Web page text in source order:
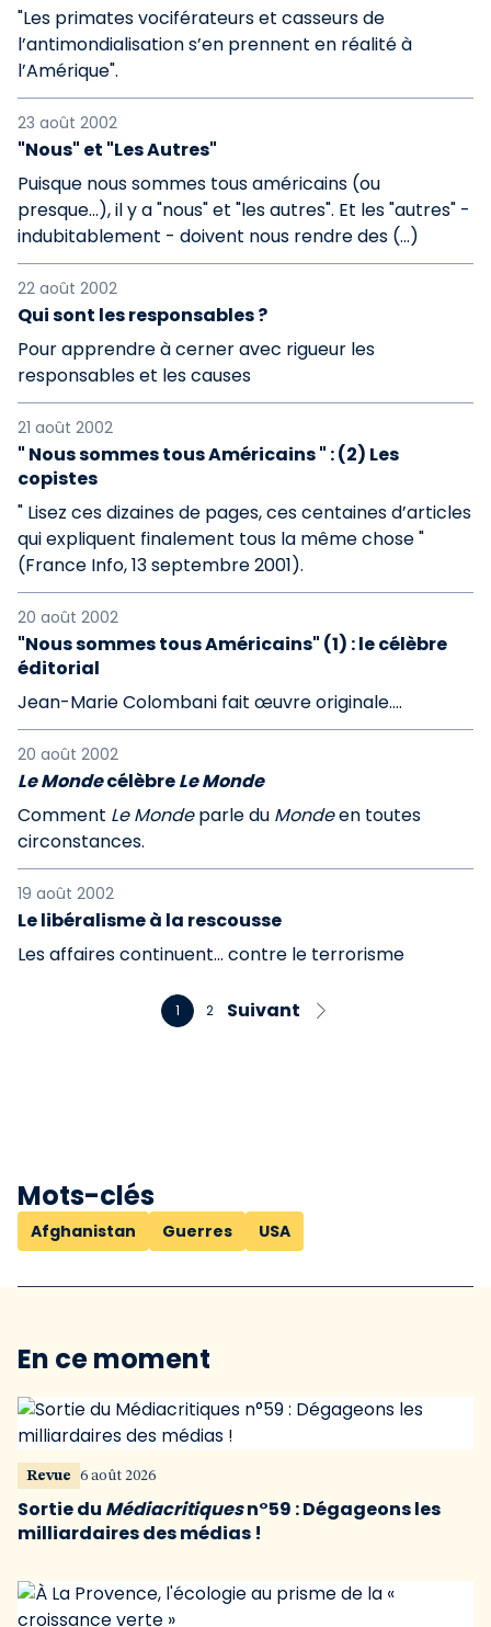
"Les primates vociférateurs et casseurs de
l’antimondialisation s’en prennent en réalité à
l’Amérique".
23 août 2002
"Nous" et "Les Autres"
Puisque nous sommes tous américains (ou
presque...), il y a "nous" et "les autres". Et les "autres" -
indubitablement - doivent nous rendre des (…)
22 août 2002
Qui sont les responsables ?
Pour apprendre à cerner avec rigueur les
responsables et les causes
21 août 2002
" Nous sommes tous Américains " : (2) Les
copistes
" Lisez ces dizaines de pages, ces centaines d’articles
qui expliquent finalement tous la même chose "
(France Info, 13 septembre 2001).
20 août 2002
"Nous sommes tous Américains" (1) : le célèbre
éditorial
Jean-Marie Colombani fait œuvre originale....
20 août 2002
Le MondecélèbreLe Monde
Comment Le Mondeparle du Mondeen toutes
circonstances.
19 août 2002
Le libéralisme à la rescousse
Les affaires continuent... contre le terrorisme
1 2 Suivant
Mots-clés
Afghanistan Guerres USA
En ce moment
Revue 6 août 2026
Sortie du Médiacritiquesn°59 : Dégageons les
milliardaires des médias !